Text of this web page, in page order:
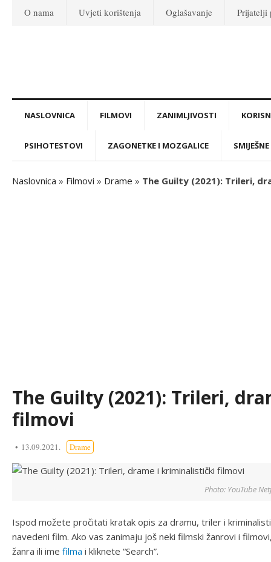
O nama Uvjeti korištenja Oglašavanje Prijatelji
NASLOVNICA FILMOVI ZANIMLJIVOSTI
PSIHOTESTOVI ZAGONETKE I MOZGALICE
Naslovnica » Filmovi » Drame » The Guilty (2021): Trileri,
The Guilty (2021): Trileri,
filmovi
13.09.2021. Drame
Photo: YouTube
Ispod možete pročitati kratak opis za dramu, triler i
navedeni film. Ako vas zanimaju još neki filmski žanrovi i
žanra ili ime filma i kliknete “Search”.